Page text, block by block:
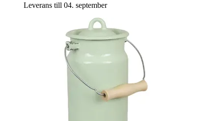
Leverans till 04. september